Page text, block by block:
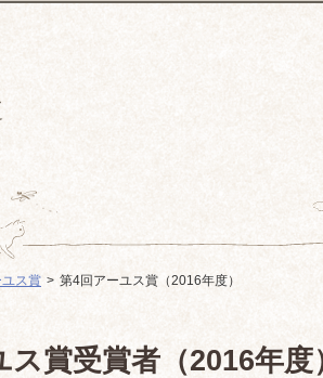
ユス賞 第4回アーユス賞（2016年度）
ス賞受賞者（2016年度